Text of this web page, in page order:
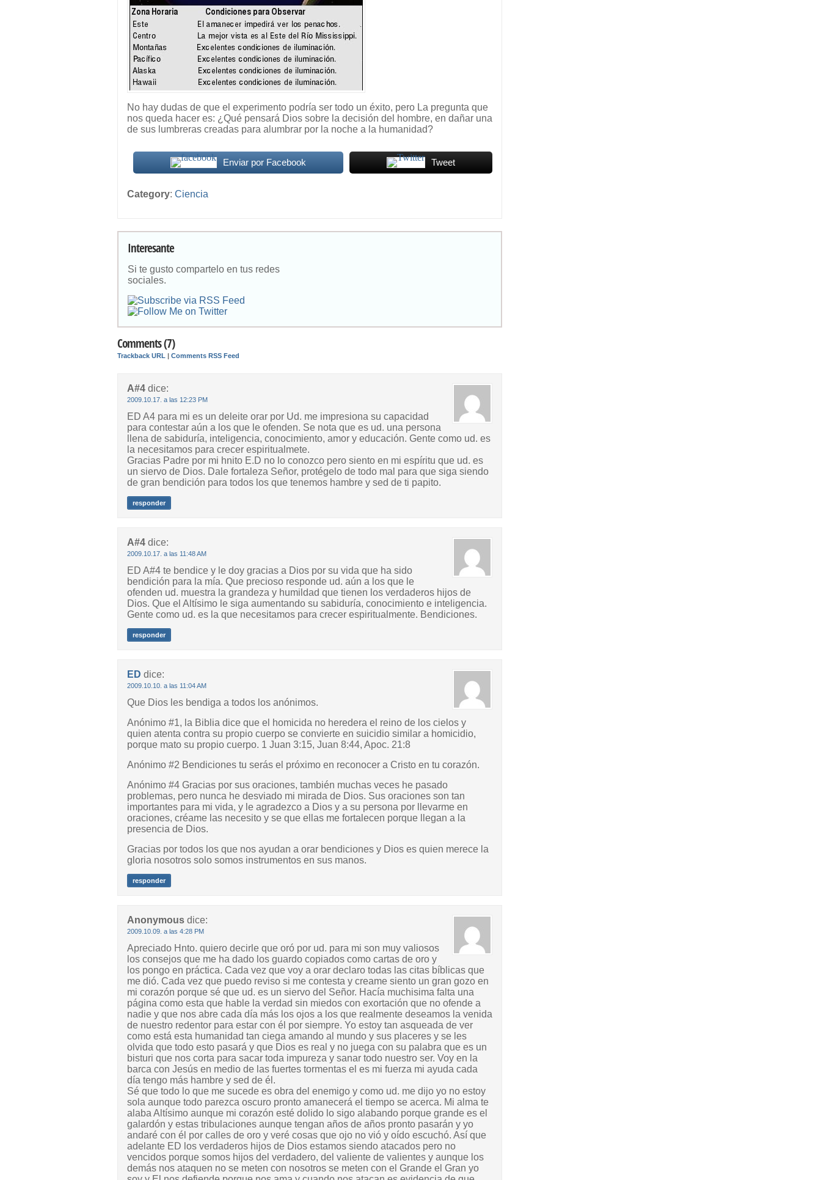
No hay dudas de que el experimento podría ser todo un éxito, pero La pregunta que
nos queda hacer es: ¿Qué pensará Dios sobre la decisión del hombre, en dañar una
de sus lumbreras creadas para alumbrar por la noche a la humanidad?
Enviar por Facebook Tweet
Category: Ciencia
Interesante
Si te gusto compartelo en tus redes
sociales.
Comments (7)
Trackback URL | Comments RSS Feed
A#4 dice:
2009.10.17. a las 12:23 PM
ED A4 para mi es un deleite orar por Ud. me impresiona su capacidad
para contestar aún a los que le ofenden. Se nota que es ud. una persona
llena de sabiduría, inteligencia, conocimiento, amor y educación. Gente como ud. es
la necesitamos para crecer espiritualmete.
Gracias Padre por mi hnito E.D no lo conozco pero siento en mi espíritu que ud. es
un siervo de Dios. Dale fortaleza Señor, protégelo de todo mal para que siga siendo
de gran bendición para todos los que tenemos hambre y sed de ti papito.
responder
A#4 dice:
2009.10.17. a las 11:48 AM
ED A#4 te bendice y le doy gracias a Dios por su vida que ha sido
bendición para la mía. Que precioso responde ud. aún a los que le
ofenden ud. muestra la grandeza y humildad que tienen los verdaderos hijos de
Dios. Que el Altísimo le siga aumentando su sabiduría, conocimiento e inteligencia.
Gente como ud. es la que necesitamos para crecer espiritualmente. Bendiciones.
responder
ED dice:
2009.10.10. a las 11:04 AM
Que Dios les bendiga a todos los anónimos.
Anónimo #1, la Biblia dice que el homicida no heredera el reino de los cielos y
quien atenta contra su propio cuerpo se convierte en suicidio similar a homicidio,
porque mato su propio cuerpo. 1 Juan 3:15, Juan 8:44, Apoc. 21:8
Anónimo #2 Bendiciones tu serás el próximo en reconocer a Cristo en tu corazón.
Anónimo #4 Gracias por sus oraciones, también muchas veces he pasado
problemas, pero nunca he desviado mi mirada de Dios. Sus oraciones son tan
importantes para mi vida, y le agradezco a Dios y a su persona por llevarme en
oraciones, créame las necesito y se que ellas me fortalecen porque llegan a la
presencia de Dios.
Gracias por todos los que nos ayudan a orar bendiciones y Dios es quien merece la
gloria nosotros solo somos instrumentos en sus manos.
responder
Anonymous dice:
2009.10.09. a las 4:28 PM
Apreciado Hnto. quiero decirle que oró por ud. para mi son muy valiosos
los consejos que me ha dado los guardo copiados como cartas de oro y
los pongo en práctica. Cada vez que voy a orar declaro todas las citas bíblicas que
me dió. Cada vez que puedo reviso si me contesta y creame siento un gran gozo en
mi corazón porque sé que ud. es un siervo del Señor. Hacía muchisima falta una
página como esta que hable la verdad sin miedos con exortación que no ofende a
nadie y que nos abre cada día más los ojos a los que realmente deseamos la venida
de nuestro redentor para estar con él por siempre. Yo estoy tan asqueada de ver
como está esta humanidad tan ciega amando al mundo y sus placeres y se les
olvida que todo esto pasará y que Dios es real y no juega con su palabra que es un
bisturi que nos corta para sacar toda impureza y sanar todo nuestro ser. Voy en la
barca con Jesús en medio de las fuertes tormentas el es mi fuerza mi ayuda cada
día tengo más hambre y sed de él.
Sé que todo lo que me sucede es obra del enemigo y como ud. me dijo yo no estoy
sola aunque todo parezca oscuro pronto amanecerá el tiempo se acerca. Mi alma te
alaba Altísimo aunque mi corazón esté dolido lo sigo alabando porque grande es el
galardón y estas tribulaciones aunque tengan años de años pronto pasarán y yo
andaré con él por calles de oro y veré cosas que ojo no vió y oído escuchó. Así que
adelante ED los verdaderos hijos de Dios estamos siendo atacados pero no
vencidos porque somos hijos del verdadero, del valiente de valientes y aunque los
demás nos ataquen no se meten con nosotros se meten con el Grande el Gran yo